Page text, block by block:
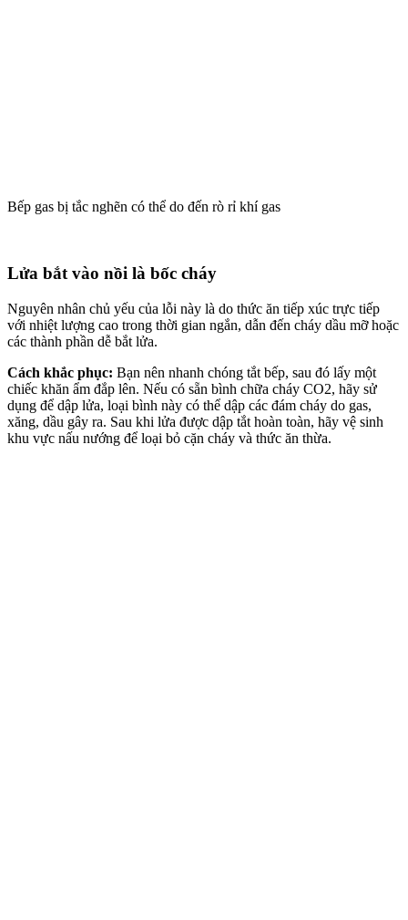
Bếp gas bị tắc nghẽn có thể do đến rò rỉ khí gas
Lửa bắt vào nồi là bốc cháy
Nguyên nhân chủ yếu của lỗi này là do thức ăn tiếp xúc trực tiếp
với nhiệt lượng cao trong thời gian ngắn, dẫn đến cháy dầu mỡ hoặc
các thành phần dễ bắt lửa.
Cách khắc phục: Bạn nên nhanh chóng tắt bếp, sau đó lấy một
chiếc khăn ẩm đắp lên. Nếu có sẵn bình chữa cháy CO2, hãy sử
dụng để dập lửa, loại bình này có thể dập các đám cháy do gas,
xăng, dầu gây ra. Sau khi lửa được dập tắt hoàn toàn, hãy vệ sinh
khu vực nấu nướng để loại bỏ cặn cháy và thức ăn thừa.